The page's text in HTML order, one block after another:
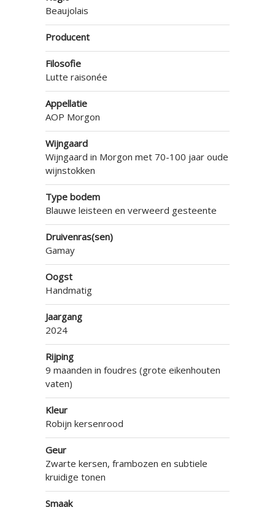
Beaujolais
Producent
Filosofie
Lutte raisonée
Appellatie
AOP Morgon
Wijngaard
Wijngaard in Morgon met 70-100 jaar oude
wijnstokken
Type bodem
Blauwe leisteen en verweerd gesteente
Druivenras(sen)
Gamay
Oogst
Handmatig
Jaargang
2024
Rijping
9 maanden in foudres (grote eikenhouten
vaten)
Kleur
Robijn kersenrood
Geur
Zwarte kersen, frambozen en subtiele
kruidige tonen
Smaak